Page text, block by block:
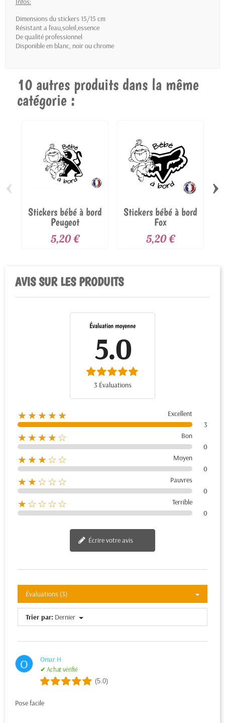
Dimensions du stickers 15/15 cm
Résistant a l'eau,soleil,essence
De qualité professionnel
Disponible en blanc, noir ou chrome
10 autres produits dans la même
catégorie :
Stickers bébé à bord
Peugeot
5,20 €
Stickers bébé à bord
Fox
5,20 €
‹ ›
AVIS SUR LES PRODUITS
Évaluation moyenne
5.0
3 Évaluations
★★★★★
Excellent
3
★★★★☆
Bon
0
★★★☆☆
Moyen
0
★★☆☆☆
Pauvres
0
★☆☆☆☆
Terrible
0
Écrire votre avis
Évaluations (3)
Trier par: Dernier
O Omar H
✔ Achat vérifié
(5.0)
Pose facile